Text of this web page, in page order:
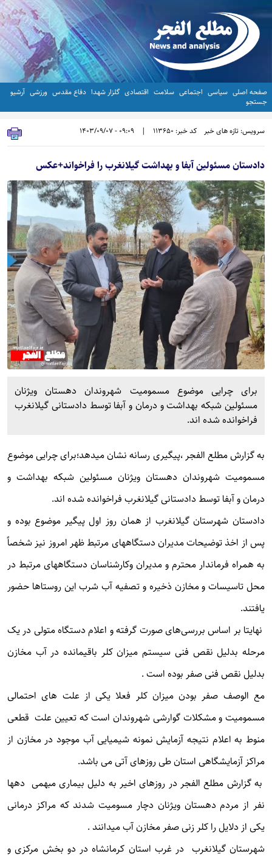
صفحه اصلی سیاسی اجتماعی سلامت اقتصادی گلزار شهدا دفاع مقدس ورزشی آرشیو
جستجو
سرویس: تازه های خبر کد خبر: 113650 |
09:09 - 1403/09/07
دادستان مسئولین آبفا و بهداشت گیلانغرب را فراخواند+عکس
برای چرایی موضوع مسمومیت شهروندان دهستان ویژنان
مسئولین شبکه بهداشت و درمان و آبفا توسط دادستانی گیلانغرب
فراخوانده شده اند.
به گزارشمطلع الفجر ،پیگیری رسانه نشان میدهد؛برای چرایی موضوع
مسمومیت شهروندان دهستان ویژنان مسئولین شبکه بهداشت و
درمان و آبفا توسط دادستانی گیلانغرب فراخوانده شده اند.
دادستان شهرستان گیلانغرب از همان روز اول پیگیر موضوع بوده و
پس از اخذ توضیحات مدیران دستگاههای مرتبط ظهر امروز نیز شخصاً
به همراه فرماندار محترم و مدیران وکارشناسان دستگاههای مرتبط در
محل تاسیسات و مخازن ذخیره و تصفیه آب شرب این روستاها حضور
یافتند.
نهایتا بر اساس بررسی‌های صورت گرفته و اعلام دستگاه متولی در یک
مرحله بدلیل نقص فنی سیستم میزان کلر باقیمانده در آب مخازن
بدلیل نقص فنی صفر بوده است .
مع الوصف صفر بودن میزان کلر فعلا یکی از علت های احتمالی
مسمومیت و مشکلات گوارشی شهروندان است که تعیین علت قطعی
منوط به اعلام نتیجه آزمایش نمونه شیمیایی آب موجود در مخازن از
مراکز آزمایشگاهی استان طی روزهای آتی می باشد.
به گزارش مطلع الفجر در روزهای اخیر به دلیل بیماری مبهمی دهها
نفر از مردم دهستان ویژنان دچار مسومیت شدند که مراکز درمانی
یکی از دلایل را کلر زنی صفر مخازن آب میدانند .
شهرستان گیلانغرب در غرب استان کرمانشاه در دو بخش مرکزی و